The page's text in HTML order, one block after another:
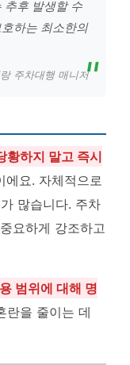
추후 발생할 수
하는 최소한의
주차대행 매니저
황하지 말고 즉시
에요. 자체적으로
많습니다. 주차
요하게 강조하고
범위에 대해 명
란을 줄이는 데